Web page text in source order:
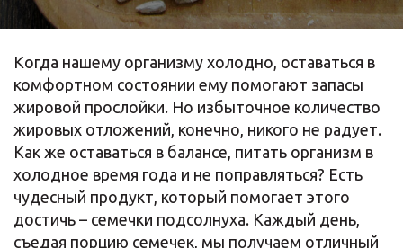
Когда нашему организму холодно, оставаться в
комфортном состоянии ему помогают запасы
жировой прослойки. Но избыточное количество
жировых отложений, конечно, никого не радует.
Как же оставаться в балансе, питать организм в
холодное время года и не поправляться? Есть
чудесный продукт, который помогает этого
достичь – семечки подсолнуха. Каждый день,
съедая порцию семечек, мы получаем отличный